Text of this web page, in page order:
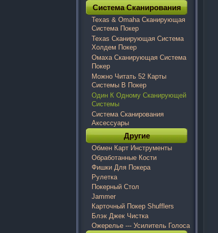
Система Сканирования
Texas & Omaha Сканирующая
Система Покер
Texas Сканирующая Система
Холдем Покер
Омаха Сканирующая Система
Покер
Можно Читать 52 Карты
Системы В Покер
Один К Одному Сканирующей
Системы
Система Сканирования
Аксессуары
Другие
Обмен Карт Инструменты
Обработанные Кости
Фишки Для Покера
Рулетка
Покерный Стол
Jammer
Карточный Покер Shufflers
Блэк Джек Чистка
Ожерелье --- Усилитель Голоса